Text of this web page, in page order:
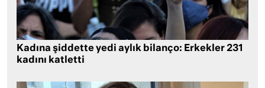
Kadına şiddette yedi aylık bilanço: Erkekler 231
kadını katletti